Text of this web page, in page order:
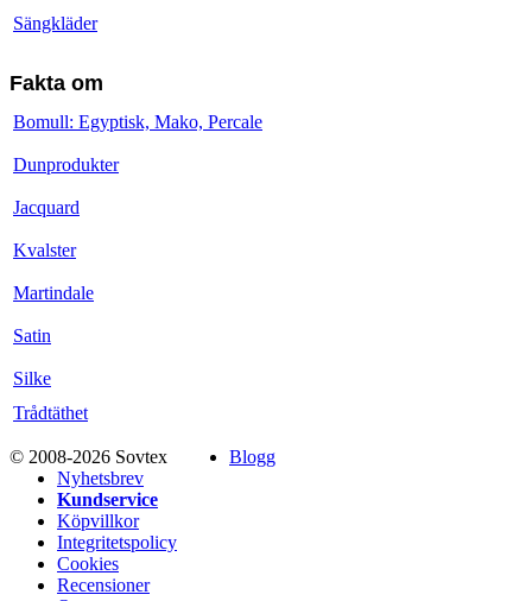
Sängkläder
Fakta om
Bomull: Egyptisk, Mako, Percale
Dunprodukter
Jacquard
Kvalster
Martindale
Satin
Silke
Trådtäthet
© 2008-2026 Sovtex
Blogg
Nyhetsbrev
Kundservice
Köpvillkor
Integritetspolicy
Cookies
Recensioner